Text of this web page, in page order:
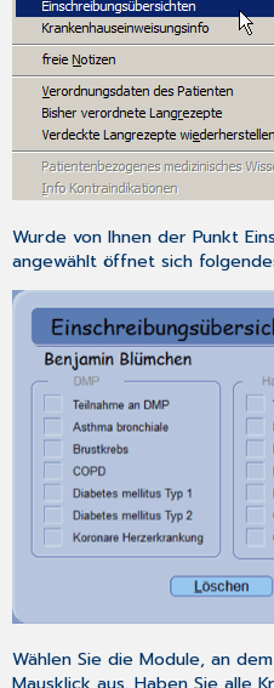
Wurde von Ihnen der Punkt
angewählt öffnet sich
Wählen Sie die Module, an